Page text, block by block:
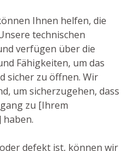
Ihnen helfen, die
technischen
verfügen über die
Fähigkeiten, um das
sicher zu öffnen. Wir
um sicherzugehen, dass
zu [Ihrem
haben.
defekt ist, können wir